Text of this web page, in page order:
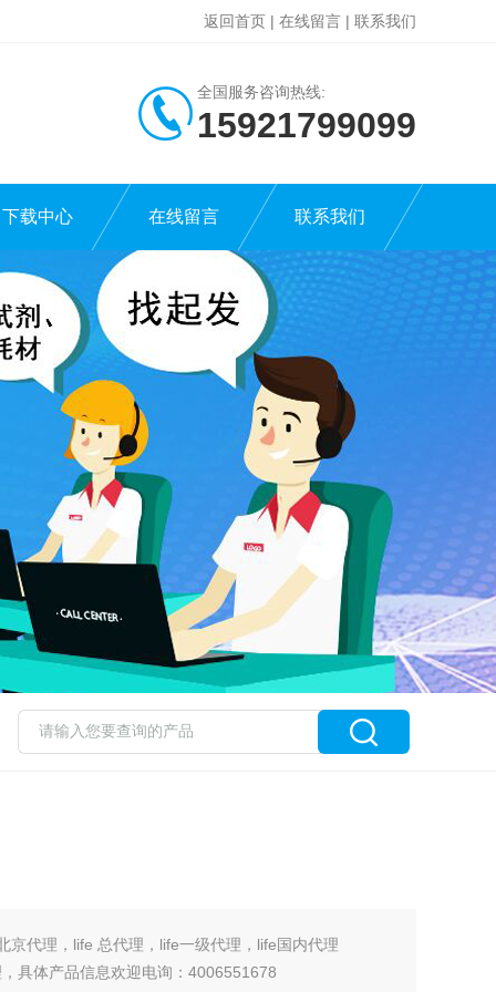
返回首页 | 在线留言 | 联系我们
全国服务咨询热线:
15921799099
下载中心 在线留言 联系我们
京代理，life 总代理，life一级代理，life国内代理
具体产品信息欢迎电询：4006551678